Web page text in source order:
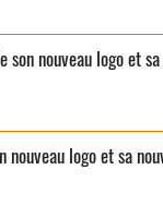
son nouveau logo et
nouveau logo et sa